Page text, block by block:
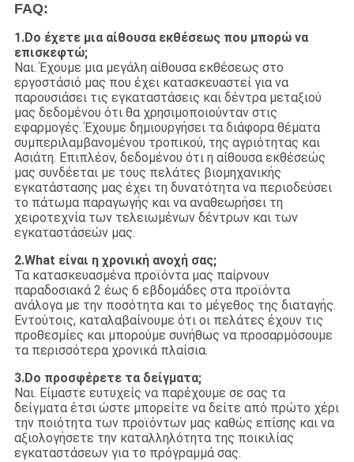
FAQ:
1.Do έχετε μια αίθουσα εκθέσεως που μπορώ να
επισκεφτώ;
Ναι. Έχουμε μια μεγάλη αίθουσα εκθέσεως στο
εργοστάσιό μας που έχει κατασκευαστεί για να
παρουσιάσει τις εγκαταστάσεις και δέντρα μεταξιού
μας δεδομένου ότι θα χρησιμοποιούνταν στις
εφαρμογές. Έχουμε δημιουργήσει τα διάφορα θέματα
συμπεριλαμβανομένου τροπικού, της αγριότητας και
Ασιάτη. Επιπλέον, δεδομένου ότι η αίθουσα εκθέσεώς
μας συνδέεται με τους πελάτες βιομηχανικής
εγκατάστασης μας έχει τη δυνατότητα να περιοδεύσει
το πάτωμα παραγωγής και να αναθεωρήσει τη
χειροτεχνία των τελειωμένων δέντρων και των
εγκαταστάσεών μας.
2.What είναι η χρονική ανοχή σας;
Τα κατασκευασμένα προϊόντα μας παίρνουν
παραδοσιακά 2 έως 6 εβδομάδες στα προϊόντα
ανάλογα με την ποσότητα και το μέγεθος της διαταγής.
Εντούτοις, καταλαβαίνουμε ότι οι πελάτες έχουν τις
προθεσμίες και μπορούμε συνήθως να προσαρμόσουμε
τα περισσότερα χρονικά πλαίσια.
3.Do προσφέρετε τα δείγματα;
Ναι. Είμαστε ευτυχείς να παρέχουμε σε σας τα
δείγματα έτσι ώστε μπορείτε να δείτε από πρώτο χέρι
την ποιότητα των προϊόντων μας καθώς επίσης και να
αξιολογήσετε την καταλληλότητα της ποικιλίας
εγκαταστάσεων για το πρόγραμμά σας.